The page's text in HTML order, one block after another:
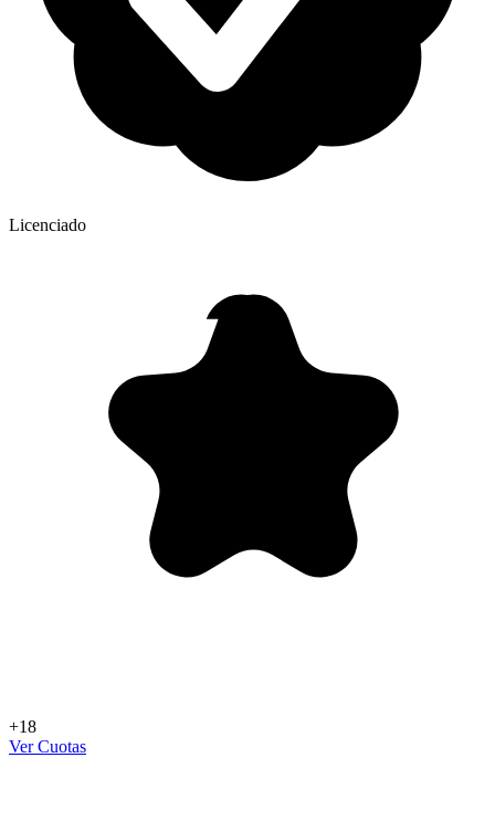
Licenciado
+18
Ver Cuotas